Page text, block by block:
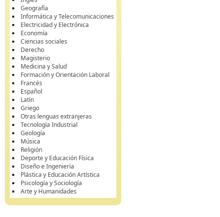
Geografía
Informática y Telecomunicaciones
Electricidad y Electrónica
Economía
Ciencias sociales
Derecho
Magisterio
Medicina y Salud
Formación y Orientación Laboral
Francés
Español
Latín
Griego
Otras lenguas extranjeras
Tecnología Industrial
Geología
Música
Religión
Deporte y Educación Física
Diseño e Ingeniería
Plástica y Educación Artística
Psicología y Sociología
Arte y Humanidades